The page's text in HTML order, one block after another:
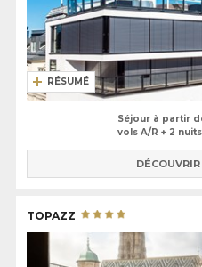
RÉSUMÉ
Séjour à partir
vols A/R + 2
TOPAZZ